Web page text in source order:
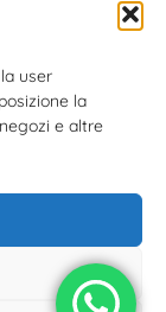
user
la
e altre